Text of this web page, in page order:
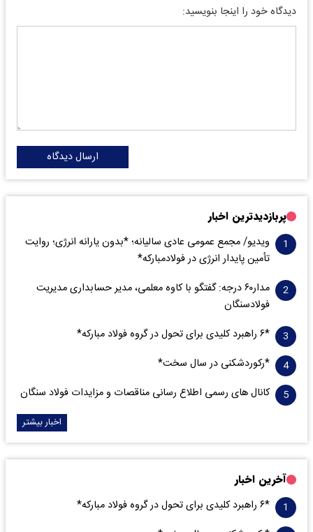
دیدگاه خود را اینجا بنویسید:
ارسال دیدگاه
پربازدیدترین اخبار
ویدیو/ مجمع عمومی عادی سالیانه؛ *بدون یارانه انرژی؛ روایت
تأمین پایدار انرژی در فولادمبارکه*
مدار‌۶٠ درجه: گفتگو با کاوه معلمی، مدیر حسابداری مدیریت
فولادسنگان
*۶ راهبرد کلیدی برای تحول در گروه فولاد مبارکه*
*رکوردشکنی در سال سخت*
کانال های رسمی اطلاع رسانی مناقصات و مزایدات فولاد سنگان
اخبار بیشتر
آخرین اخبار
*۶ راهبرد کلیدی برای تحول در گروه فولاد مبارکه*